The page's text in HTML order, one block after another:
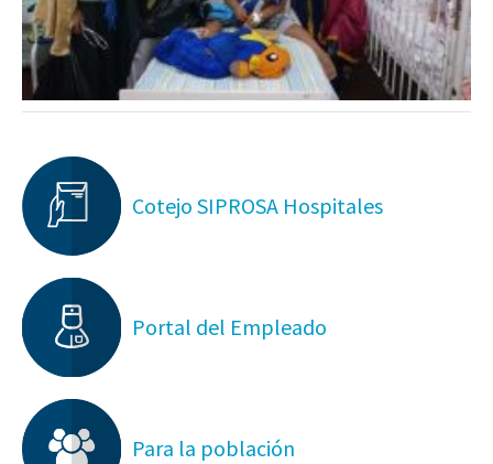
Cotejo SIPROSA Hospitales
Portal del Empleado
Para la población